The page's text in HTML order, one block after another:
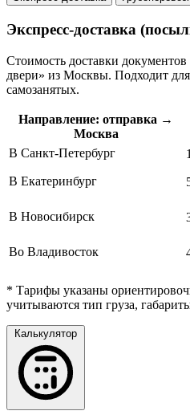
Экспресс-доставка
Стоимость доставки
двери» из Москвы. Подходит
самозанятых.
Направление: отправка →
Москва
В Санкт-Петербург
В Екатеринбург
В Новосибирск
Во Владивосток
* Тарифы указаны
учитываются тип груза,
Калькулятор